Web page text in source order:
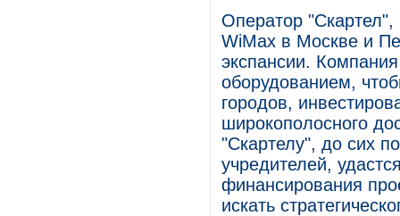
Оператор
WiMax в Москве и
экспансии.
оборудованием,
городов,
широкополосного
"Скартелу", до сих
учредителей,
финансирования
искать